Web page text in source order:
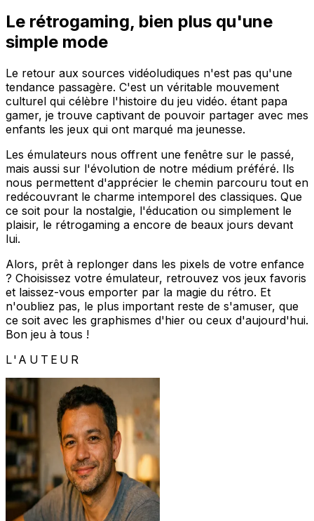
Le rétrogaming, bien plus qu'une
simple mode
Le retour aux sources vidéoludiques n'est pas qu'une
tendance passagère. C'est un véritable mouvement
culturel qui célèbre l'histoire du jeu vidéo. étant papa
gamer, je trouve captivant de pouvoir partager avec mes
enfants les jeux qui ont marqué ma jeunesse.
Les émulateurs nous offrent une fenêtre sur le passé,
mais aussi sur l'évolution de notre médium préféré. Ils
nous permettent d'apprécier le chemin parcouru tout en
redécouvrant le charme intemporel des classiques. Que
ce soit pour la nostalgie, l'éducation ou simplement le
plaisir, le rétrogaming a encore de beaux jours devant
lui.
Alors, prêt à replonger dans les pixels de votre enfance
? Choisissez votre émulateur, retrouvez vos jeux favoris
et laissez-vous emporter par la magie du rétro. Et
n'oubliez pas, le plus important reste de s'amuser, que
ce soit avec les graphismes d'hier ou ceux d'aujourd'hui.
Bon jeu à tous !
L'AUTEUR